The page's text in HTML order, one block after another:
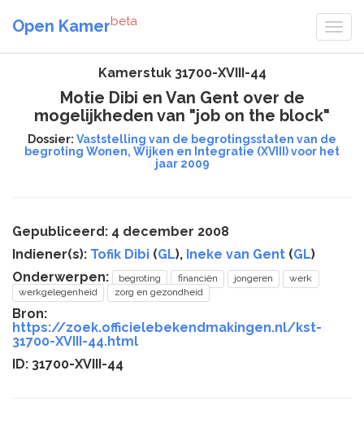
Open Kamerbeta
Kamerstuk 31700-XVIII-44
Motie Dibi en Van Gent over de
mogelijkheden van "job on the block"
Dossier: Vaststelling van de begrotingsstaten van de
begroting Wonen, Wijken en Integratie (XVIII) voor het
jaar 2009
Gepubliceerd: 4 december 2008
Indiener(s): Tofik Dibi (GL), Ineke van Gent (GL)
Onderwerpen:
begroting financiën jongeren
werk
werkgelegenheid
zorg en gezondheid
Bron:
https://zoek.officielebekendmakingen.nl/kst-
31700-XVIII-44.html
ID: 31700-XVIII-44